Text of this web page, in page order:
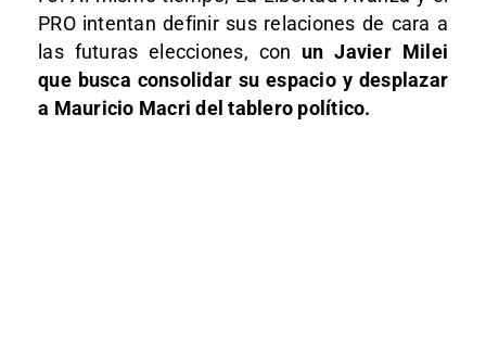
PRO intentan definir sus relaciones de cara a
las futuras elecciones, con un Javier Milei
que busca consolidar su espacio y desplazar
a Mauricio Macri del tablero político.